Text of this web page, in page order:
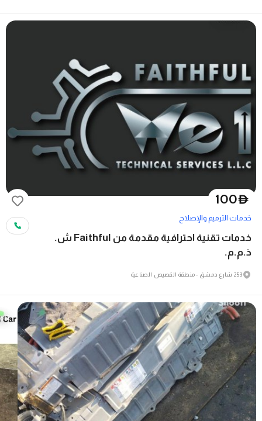
D
100
خدمات الترميم والإصلاح
خدمات تقنية احترافية مقدمة من Faithful ش.
ذ.م.م.
253 شارع دمشق - منطقة القصيص الصناعية